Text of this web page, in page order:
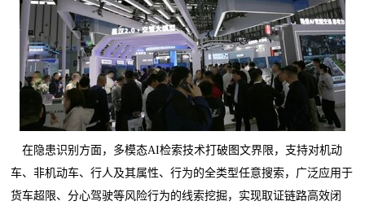
在隐患识别方面，多模态AI检索技术打破图文界限，支持对机动
车、非机动车、行人及其属性、行为的全类型任意搜索，广泛应用于
货车超限、分心驾驶等风险行为的线索挖掘，实现取证链路高效闭